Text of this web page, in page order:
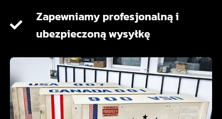
Zapewniamy profesjonalną i
ubezpieczoną wysyłkę